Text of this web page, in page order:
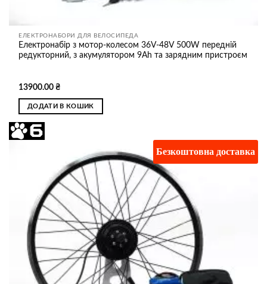
ЕЛЕКТРОНАБОРИ ДЛЯ ВЕЛОСИПЕДА
Електронабір з мотор-колесом 36V-48V 500W передній
редукторний, з акумулятором 9Ah та зарядним пристроєм
Оцінено в
5з 5
13900.00₴
ДОДАТИ В КОШИК
Безкоштовна доставка